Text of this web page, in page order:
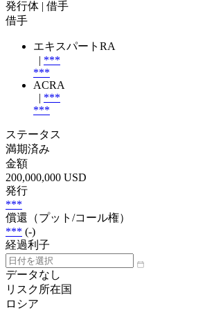
発行体 | 借手
借手
エキスパートRA
| ***
***
ACRA
| ***
***
ステータス
満期済み
金額
200,000,000 USD
発行
***
償還（プット/コール権）
*** (-)
経過利子
データなし
リスク所在国
ロシア